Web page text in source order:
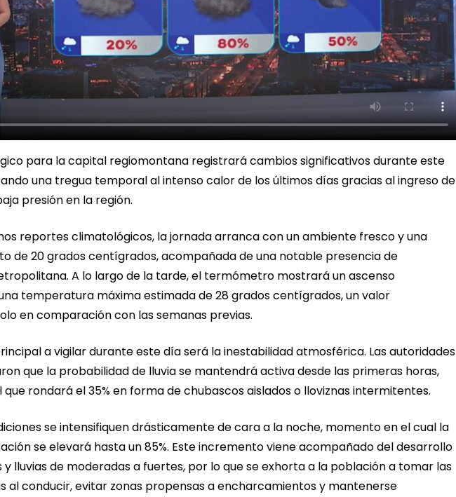
para la capital regiomontana registrará cambios significativos durante este
una tregua temporal al intenso calor de los últimos días gracias al ingreso de
presión en la región.
reportes climatológicos, la jornada arranca con un ambiente fresco y una
de 20 grados centígrados, acompañada de una notable presencia de
A lo largo de la tarde, el termómetro mostrará un ascenso
temperatura máxima estimada de 28 grados centígrados, un valor
en comparación con las semanas previas.
a vigilar durante este día será la inestabilidad atmosférica. Las autoridades
que la probabilidad de lluvia se mantendrá activa desde las primeras horas,
rondará el 35% en forma de chubascos aislados o lloviznas intermitentes.
se intensifiquen drásticamente de cara a la noche, momento en el cual la
se elevará hasta un 85%. Este incremento viene acompañado del desarrollo
lluvias de moderadas a fuertes, por lo que se exhorta a la población a tomar las
al conducir, evitar zonas propensas a encharcamientos y mantenerse